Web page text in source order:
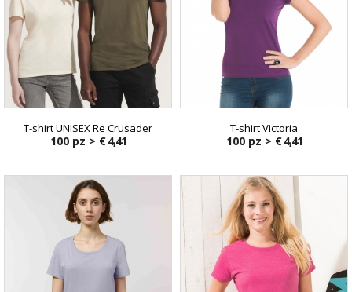
T-shirt UNISEX Re Crusader
100 pz > € 4,41
T-shirt Victoria
100 pz > € 4,41